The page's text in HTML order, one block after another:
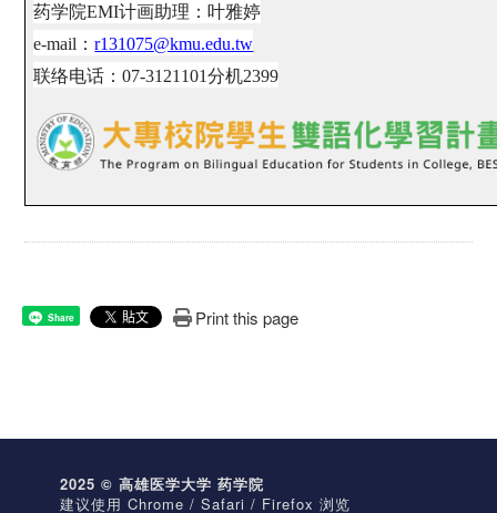
药学院EMI计画助理：叶雅婷
e-mail ：r131075@kmu.edu.tw
联络电话：07-3121101分机2399
Share Print this page
2025 © 高雄医学大学 药学院
建议使用 Chrome / Safari / Firefox 浏览